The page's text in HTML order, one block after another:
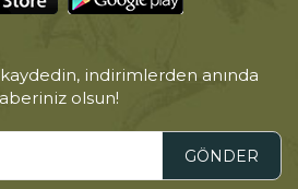
indirimlerden anında
olsun!
GÖNDER